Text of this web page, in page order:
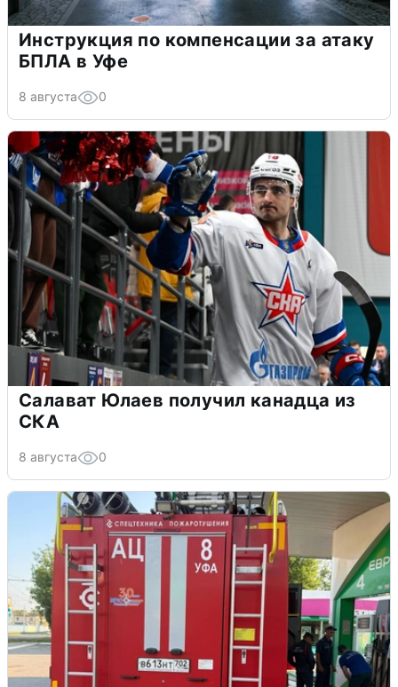
Инструкция по компенсации за атаку
БПЛА в Уфе
8 августа 0
Салават Юлаев получил канадца из
СКА
8 августа 0